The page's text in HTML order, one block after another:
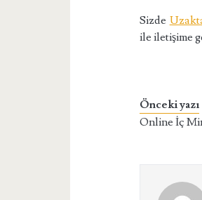
Sizde
ile iletişime
Önceki yazı
Online İç